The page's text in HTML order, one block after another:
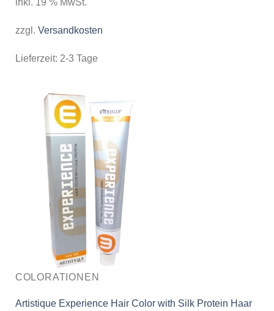
inkl. 19 % MwSt.
zzgl. Versandkosten
Lieferzeit: 2-3 Tage
COLORATIONEN
Artistique Experience Hair Color with Silk Protein Haar